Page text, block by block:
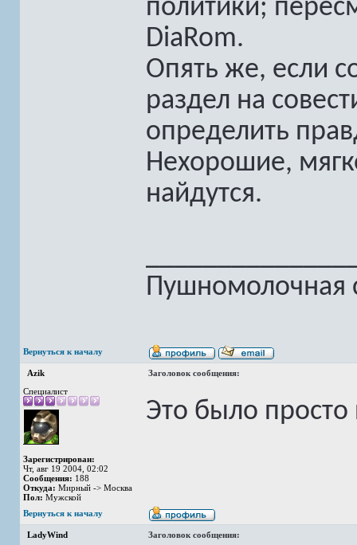
политики;
DiaRom.
Опять же, если
раздел на
определить
Нехорошие,
найдутся.
Пушномолочная
Вернуться к началу
Azik
Заголовок сообщения:
Специалист
Зарегистрирован:
Чт, авг 19 2004, 02:02
Сообщения: 188
Откуда: Мирный -> Москва
Пол: Мужской
Это было
Вернуться к началу
LadyWind
Заголовок сообщения: